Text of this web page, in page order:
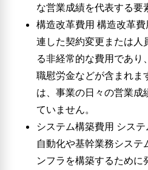
な営業成績を代表する要
構造改革費用 構造改革
連した契約変更または人
る非経常的な費用であ
職慰労金などが含まれま
は、事業の日々の営業成
ていません。
システム構築費用 シス
自動化や基幹業務シス
ンフラを構築するため